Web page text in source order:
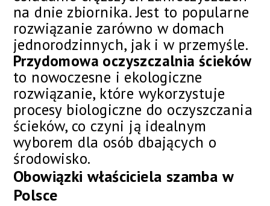
na dnie zbiornika. Jest to popularne
rozwiązanie zarówno w domach
jednorodzinnych, jak i w przemyśle.
Przydomowa oczyszczalnia ścieków
to nowoczesne i ekologiczne
rozwiązanie, które wykorzystuje
procesy biologiczne do oczyszczania
ścieków, co czyni ją idealnym
wyborem dla osób dbających o
środowisko.
Obowiązki właściciela szamba w
Polsce